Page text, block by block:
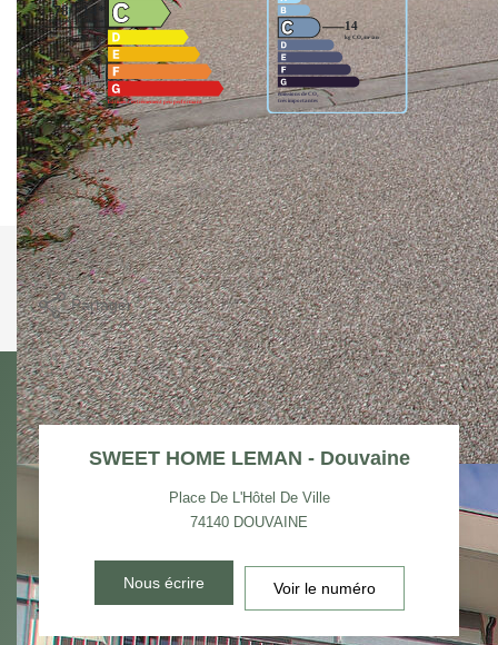
Montant estimé des dépenses annuelles d'énergie pour un
usage standard entre 260€ et 400€. Pour la date de
référence 01/01/2021.
Imprimer
Partager
SWEET HOME LEMAN - Douvaine
Place De L'Hôtel De Ville
74140 DOUVAINE
Nous écrire Voir le numéro